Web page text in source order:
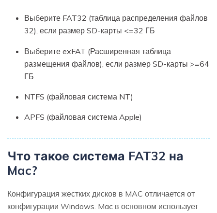
Выберите FAT32 (таблица распределения файлов
32), если размер SD-карты <=32 ГБ
Выберите exFAT (Расширенная таблица
размещения файлов), если размер SD-карты >=64
ГБ
NTFS (файловая система NT)
APFS (файловая система Apple)
Что такое система FAT32 на
Mac?
Конфигурация жестких дисков в MAC отличается от
конфигурации Windows. Mac в основном использует